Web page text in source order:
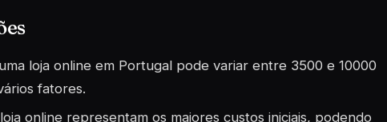
loja online em Portugal pode variar entre 3500 e 10000
fatores.
online representam os maiores custos iniciais, podendo